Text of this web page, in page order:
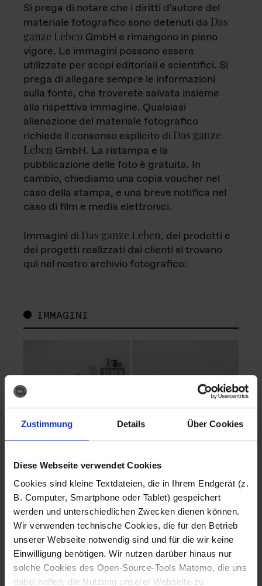
Zustimmung Details Über Cookies
Diese Webseite verwendet Cookies
Cookies sind kleine Textdateien, die in Ihrem Endgerät (z.
B. Computer, Smartphone oder Tablet) gespeichert
werden und unterschiedlichen Zwecken dienen können.
Wir verwenden technische Cookies, die für den Betrieb
unserer Webseite notwendig sind und für die wir keine
Einwilligung benötigen. Wir nutzen darüber hinaus nur
solche Cookies des Open-Source-Tools Matomo, die uns
dabei helfen, die Nutzung unserer Webseite zu
Si prega di notare che i diritti d'autore del
materiale fotografico sono detenuti da Das
ganze Leben GmbH e rimangono in pieno
vigore. Le immagini possono essere
utilizzate per scopi editoriali e scientifici. Si
prega di allegare sempre le informazioni
sulla fonte, che troverete salvata insieme
alla rispettiva immagine. Qualsiasi
alienazione del materiale fotografico
richiede il consenso esplicito di Das ganze
Leben GmbH. La ristampa e la
pubblicazione delle foto è gratuita. In
cambio, chiediamo una copia voucher nel
caso della stampa, e una breve notifica nel
caso di film e media elettronici.
Immagini di Das ganze Leben, dei prodotti e
dei progetti realizzati dai clienti si trovano
qui nel nostro archivio fotografico:
IMMAGINI
Fotografo: Lorenz
Sternbach
Download
Fotografo: Lorenz
Sternbach
Download